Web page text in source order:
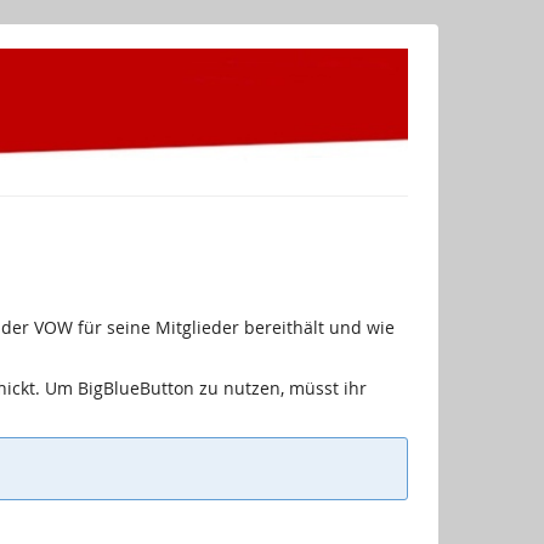
VOW für seine Mitglieder bereithält und wie
Um BigBlueButton zu nutzen, müsst ihr